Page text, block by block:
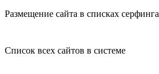
Размещение сайта в списках серфинга
Список всех сайтов в системе